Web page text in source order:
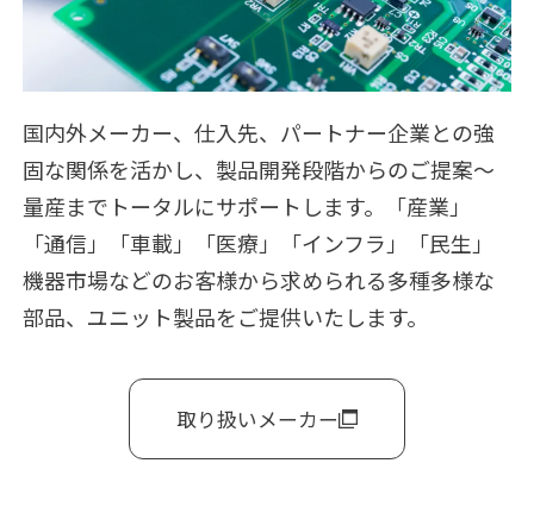
国内外メーカー、仕入先、パートナー企業との強
固な関係を活かし、製品開発段階からのご提案～
量産までトータルにサポートします。「産業」
「通信」「車載」「医療」「インフラ」「民生」
機器市場などのお客様から求められる多種多様な
部品、ユニット製品をご提供いたします。
取り扱いメーカー